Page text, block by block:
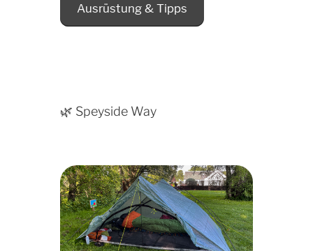
Ausrüstung & Tipps
🌿 Speyside Way